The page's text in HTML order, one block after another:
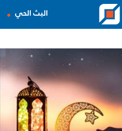
البث الحي